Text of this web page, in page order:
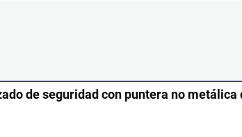
de seguridad con puntera no metálica